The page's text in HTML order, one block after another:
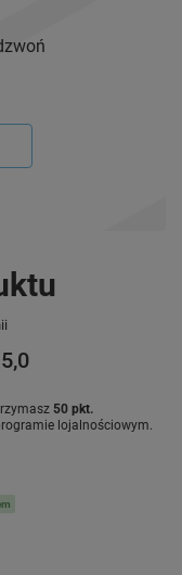
5,0
50 pkt.
lojalnościowym.